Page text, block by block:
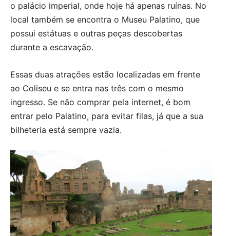
o palácio imperial, onde hoje há apenas ruínas. No
local também se encontra o Museu Palatino, que
possui estátuas e outras peças descobertas
durante a escavação.
Essas duas atrações estão localizadas em frente
ao Coliseu e se entra nas três com o mesmo
ingresso. Se não comprar pela internet, é bom
entrar pelo Palatino, para evitar filas, já que a sua
bilheteria está sempre vazia.